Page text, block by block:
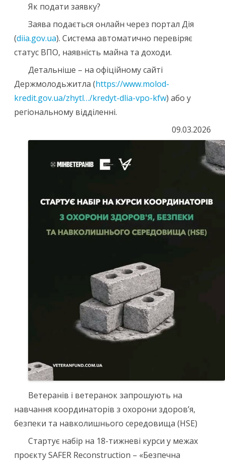
Як подати заявку?
Заява подається онлайн через портал Дія
(diia.gov.ua). Система автоматично перевіряє
статус ВПО, наявність майна та доходи.
Детальніше – на офіційному сайті
Держмолодьжитла (https://www.molod-
kredit.gov.ua/zhytl…/kredyt-dlia-vpo-kfw) або у
регіональному відділенні.
09.03.2026
Ветеранів і ветеранок запрошують на
навчання координаторів з охорони здоров’я,
безпеки та навколишнього середовища (HSE)
Стартує набір на 18-тижневі курси у межах
проєкту SAFER Reconstruction – «Безпечна